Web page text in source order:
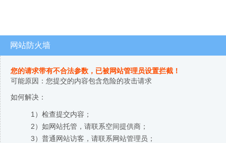
网站防火墙
您的请求带有不合法参数，已被网站管理员设置拦截！
可能原因：您提交的内容包含危险的攻击请求
如何解决：
1）检查提交内容；
2）如网站托管，请联系空间提供商；
3）普通网站访客，请联系网站管理员；